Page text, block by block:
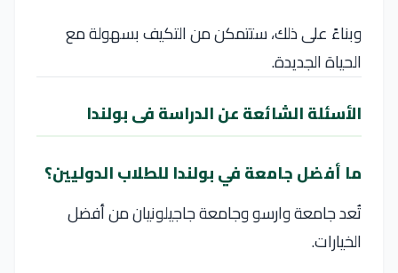
وبناءً على ذلك، ستتمكن من التكيف بسهولة مع
الحياة الجديدة.
الأسئلة الشائعة عن الدراسة فى بولندا
ما أفضل جامعة في بولندا للطلاب الدوليين؟
تُعد جامعة وارسو وجامعة جاجيلونيان من أفضل
الخيارات.